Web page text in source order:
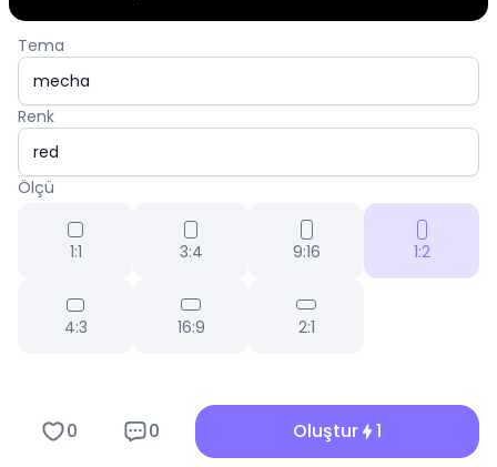
Tema
Renk
Ölçü
1:1 3:4 9:16 1:2
4:3 16:9 2:1
0 0 Oluştur 1